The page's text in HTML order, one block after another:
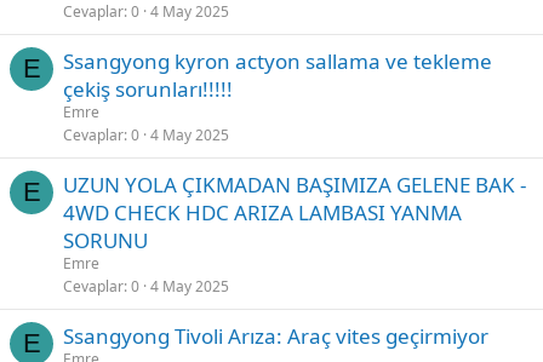
Cevaplar 0 4 May 2025
E
Ssangyong kyron actyon sallama ve tekleme
çekiş sorunları!!!!!
Emre
Cevaplar 0 4 May 2025
E
UZUN YOLA ÇIKMADAN BAŞIMIZA GELENE BAK -
4WD CHECK HDC ARIZA LAMBASI YANMA
SORUNU
Emre
Cevaplar 0 4 May 2025
E Ssangyong Tivoli Arıza: Araç vites geçirmiyor